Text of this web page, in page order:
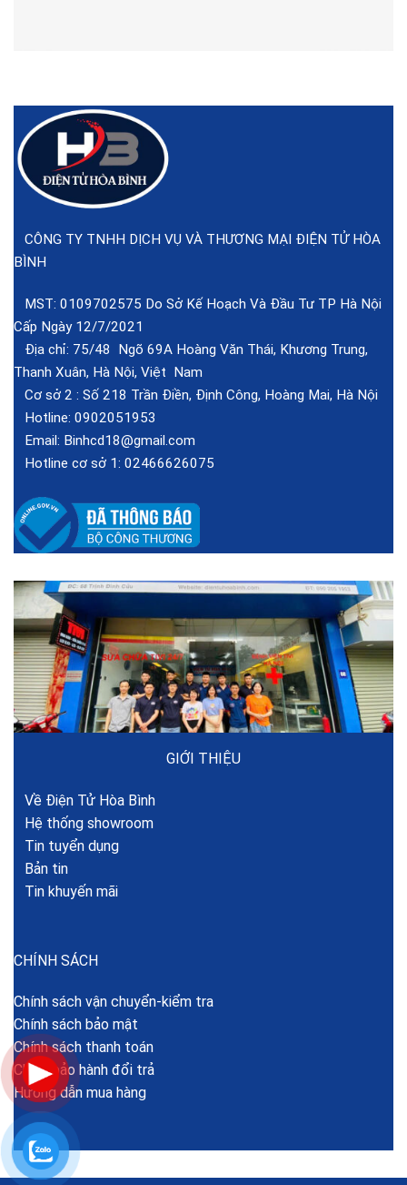
CÔNG TY TNHH DỊCH VỤ VÀ THƯƠNG MẠI ĐIỆN TỬ HÒA
BÌNH
MST: 0109702575 Do Sở Kế Hoạch Và Đầu Tư TP Hà Nội
Cấp Ngày 12/7/2021
Địa chỉ: 75/48 Ngõ 69A Hoàng Văn Thái, Khương Trung,
Thanh Xuân, Hà Nội, Việt Nam
Cơ sở 2 : Số 218 Trần Điền, Định Công, Hoàng Mai, Hà Nội
Hotline: 0902051953
Email: Binhcd18@gmail.com
Hotline cơ sở 1: 02466626075
GIỚI THIỆU
Về Điện Tử Hòa Bình
Hệ thống showroom
Tin tuyển dụng
Bản tin
Tin khuyến mãi
CHÍNH SÁCH
Chính sách vận chuyển-kiểm tra
Chính sách bảo mật
Chính sách thanh toán
Chính bảo hành đổi trả
Hướng dẫn mua hàng